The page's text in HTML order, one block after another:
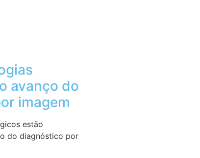
avanço do
imagem
estão
do diagnóstico por